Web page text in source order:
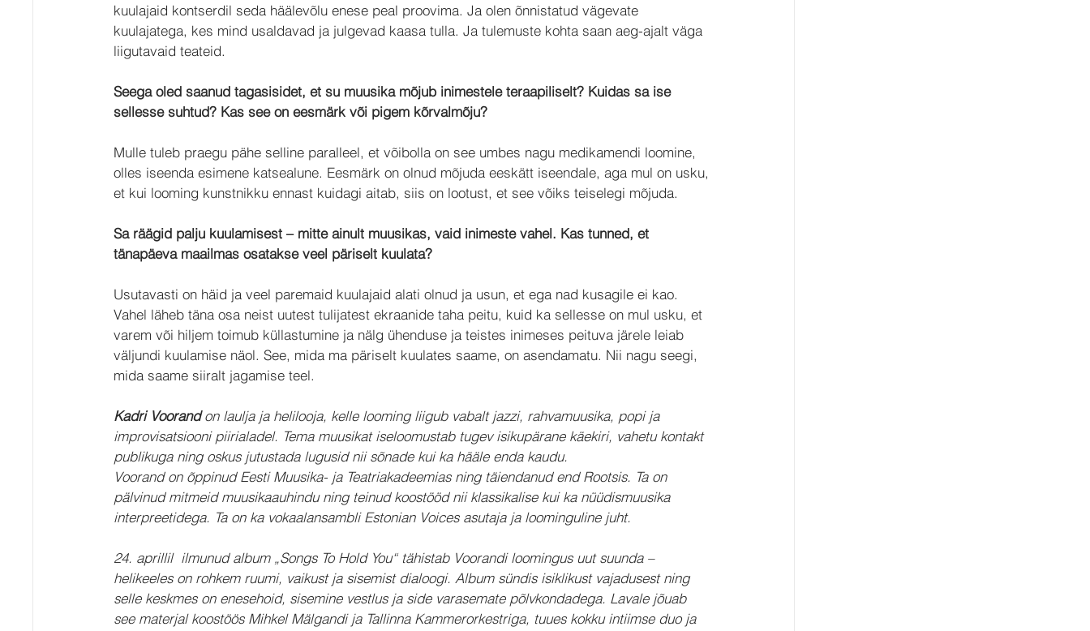
kuulajaid kontserdil seda häälevõlu enese peal proovima. Ja olen õnnistatud vägevate
kuulajatega, kes mind usaldavad ja julgevad kaasa tulla. Ja tulemuste kohta saan aeg-ajalt väga
liigutavaid teateid.
Seega oled saanud tagasisidet, et su muusika mõjub inimestele teraapiliselt? Kuidas sa ise
sellesse suhtud? Kas see on eesmärk või pigem kõrvalmõju?
Mulle tuleb praegu pähe selline paralleel, et võibolla on see umbes nagu medikamendi loomine,
olles iseenda esimene katsealune. Eesmärk on olnud mõjuda eeskätt iseendale, aga mul on usku,
et kui looming kunstnikku ennast kuidagi aitab, siis on lootust, et see võiks teiselegi mõjuda.
Sa räägid palju kuulamisest – mitte ainult muusikas, vaid inimeste vahel. Kas tunned, et
tänapäeva maailmas osatakse veel päriselt kuulata?
Usutavasti on häid ja veel paremaid kuulajaid alati olnud ja usun, et ega nad kusagile ei kao.
Vahel läheb täna osa neist uutest tulijatest ekraanide taha peitu, kuid ka sellesse on mul usku, et
varem või hiljem toimub küllastumine ja nälg ühenduse ja teistes inimeses peituva järele leiab
väljundi kuulamise näol. See, mida ma päriselt kuulates saame, on asendamatu. Nii nagu seegi,
mida saame siiralt jagamise teel.
Kadri Voorand on laulja ja helilooja, kelle looming liigub vabalt jazzi, rahvamuusika, popi ja
improvisatsiooni piirialadel. Tema muusikat iseloomustab tugev isikupärane käekiri, vahetu kontakt
publikuga ning oskus jutustada lugusid nii sõnade kui ka hääle enda kaudu.
Voorand on õppinud Eesti Muusika- ja Teatriakadeemias ning täiendanud end Rootsis. Ta on
pälvinud mitmeid muusikaauhindu ning teinud koostööd nii klassikalise kui ka nüüdismuusika
interpreetidega. Ta on ka vokaalansambli Estonian Voices asutaja ja loominguline juht.
24. aprillil  ilmunud album „Songs To Hold You“ tähistab Voorandi loomingus uut suunda –
helikeeles on rohkem ruumi, vaikust ja sisemist dialoogi. Album sündis isiklikust vajadusest ning
selle keskmes on enesehoid, sisemine vestlus ja side varasemate põlvkondadega. Lavale jõuab
see materjal koostöös Mihkel Mälgandi ja Tallinna Kammerorkestriga, tuues kokku intiimse duo ja